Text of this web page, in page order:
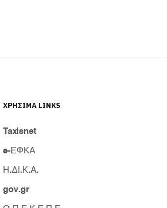
ΧΡΉΣΙΜΑ LINKS
Taxisnet
e-ΕΦΚΑ
Η.ΔΙ.Κ.Α.
gov.gr